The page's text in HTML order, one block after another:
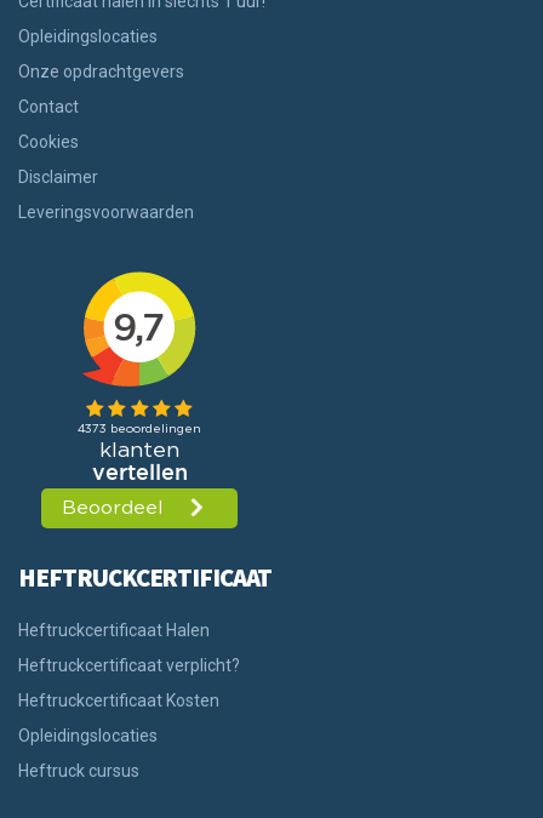
Opleidingslocaties
Onze opdrachtgevers
Contact
Cookies
Disclaimer
Leveringsvoorwaarden
HEFTRUCKCERTIFICAAT
Heftruckcertificaat Halen
Heftruckcertificaat verplicht?
Heftruckcertificaat Kosten
Opleidingslocaties
Heftruck cursus